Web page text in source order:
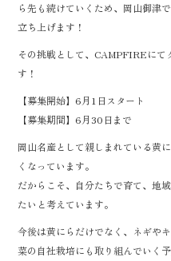
ら先も続けていくため、岡山御津
立ち上げます！
その挑戦として、CAMPFIREにて
す！
【募集開始】6月1日スタート
【募集期間】6月30日まで
岡山名産として親しまれている黄
くなっています。
だからこそ、自分たちで育て、地
たいと考えています。
今後は黄にらだけでなく、ネギや
菜の自社栽培にも取り組んでいく予